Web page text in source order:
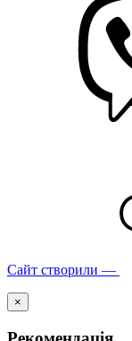
Сайт створили —
×